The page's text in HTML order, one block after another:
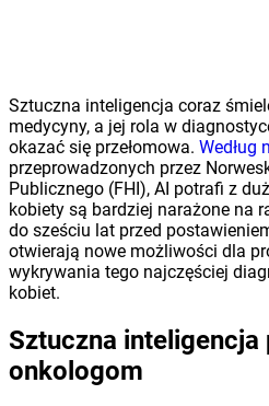
Sztuczna inteligencja coraz
medycyny, a jej rola w
okazać się przełomowa. Według
przeprowadzonych przez
Publicznego (FHI), AI potrafi z
kobiety są bardziej narażone na
do sześciu lat przed
otwierają nowe możliwości dla
wykrywania tego najczęściej
kobiet.
Sztuczna inteligencja
onkologom